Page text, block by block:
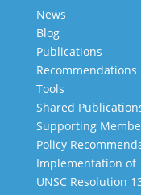
News
Blog
Publications
Recommendations
Tools
Shared
Supporting
Policy
Implementation of
UNSC Resolution